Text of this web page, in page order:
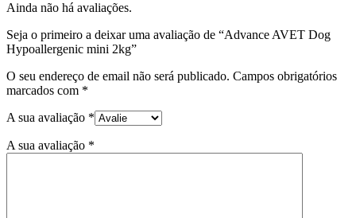
Ainda não há avaliações.
Seja o primeiro a deixar uma avaliação de “Advance AVET Dog
Hypoallergenic mini 2kg”
O seu endereço de email não será publicado. Campos obrigatórios
marcados com *
A sua avaliação *
A sua avaliação *